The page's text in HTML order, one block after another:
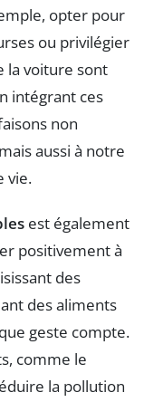
opter pour
ou privilégier
la voiture sont
intégrant ces
non
aussi à notre
vie.
est également
positivement à
des
des aliments
geste compte.
comme le
la pollution